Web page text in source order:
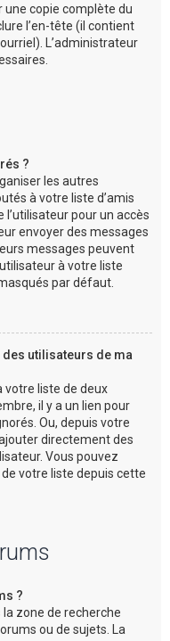
une copie complète du
l’en-tête (il contient
L’administrateur
?
les autres
à votre liste d’amis
pour un accès
envoyer des messages
messages peuvent
à votre liste
par défaut.
utilisateurs de ma
votre liste de deux
il y a un lien pour
Ou, depuis votre
directement des
Vous pouvez
votre liste depuis cette
?
zone de recherche
ou de sujets. La